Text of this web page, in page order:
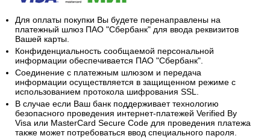
Для оплаты покупки Вы будете перенаправлены на
платежный шлюз ПАО "Сбербанк" для ввода реквизитов
Вашей карты.
Конфиденциальность сообщаемой персональной
информации обеспечивается ПАО "Сбербанк".
Соединение с платежным шлюзом и передача
информации осуществляется в защищенном режиме с
использованием протокола шифрования SSL.
В случае если Ваш банк поддерживает технологию
безопасного проведения интернет-платежей Verified By
Visa или MasterCard Secure Code для проведения платежа
также может потребоваться ввод специального пароля.